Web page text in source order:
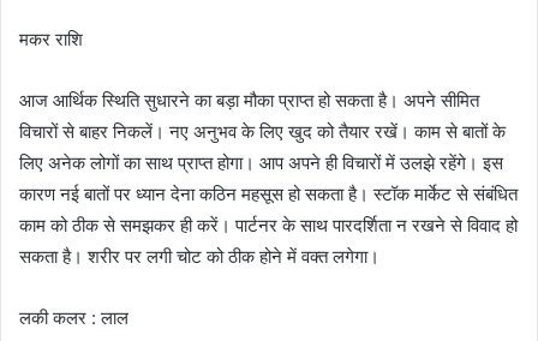
मकर राशि
आज आर्थिक स्थिति सुधारने का बड़ा मौका प्राप्त हो सकता है। अपने सीमित
विचारों से बाहर निकलें। नए अनुभव के लिए खुद को तैयार रखें। काम से बातों के
लिए अनेक लोगों का साथ प्राप्त होगा। आप अपने ही विचारों में उलझे रहेंगे। इस
कारण नई बातों पर ध्यान देना कठिन महसूस हो सकता है। स्टॉक मार्केट से संबंधित
काम को ठीक से समझकर ही करें। पार्टनर के साथ पारदर्शिता न रखने से विवाद हो
सकता है। शरीर पर लगी चोट को ठीक होने में वक्त लगेगा।
लकी कलर : लाल